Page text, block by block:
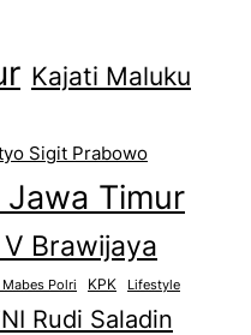
Kajati Maluku
Sigit Prabowo
Jawa Timur
Brawijaya
Polri KPK Lifestyle
Rudi Saladin